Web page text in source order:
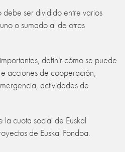
debe ser dividido entre varios
o sumado al de otras
definir cómo se puede
acciones de cooperación,
actividades de
cuota social de Euskal
de Euskal Fondoa.